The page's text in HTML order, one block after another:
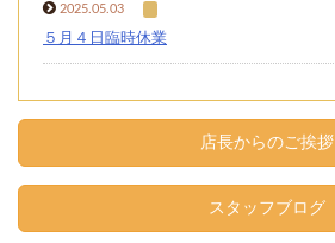
2025.05.03
５月４日臨時休業
店長からのご挨拶
スタッフブログ